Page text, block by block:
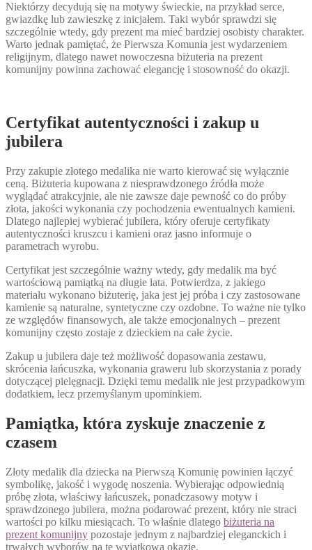
Niektórzy decydują się na motywy świeckie, na przykład serce,
gwiazdkę lub zawieszkę z inicjałem. Taki wybór sprawdzi się
szczególnie wtedy, gdy prezent ma mieć bardziej osobisty charakter.
Warto jednak pamiętać, że Pierwsza Komunia jest wydarzeniem
religijnym, dlatego nawet nowoczesna biżuteria na prezent
komunijny powinna zachować elegancję i stosowność do okazji.
Certyfikat autentyczności i zakup u
jubilera
Przy zakupie złotego medalika nie warto kierować się wyłącznie
ceną. Biżuteria kupowana z niesprawdzonego źródła może
wyglądać atrakcyjnie, ale nie zawsze daje pewność co do próby
złota, jakości wykonania czy pochodzenia ewentualnych kamieni.
Dlatego najlepiej wybierać jubilera, który oferuje certyfikaty
autentyczności kruszcu i kamieni oraz jasno informuje o
parametrach wyrobu.
Certyfikat jest szczególnie ważny wtedy, gdy medalik ma być
wartościową pamiątką na długie lata. Potwierdza, z jakiego
materiału wykonano biżuterię, jaka jest jej próba i czy zastosowane
kamienie są naturalne, syntetyczne czy ozdobne. To ważne nie tylko
ze względów finansowych, ale także emocjonalnych – prezent
komunijny często zostaje z dzieckiem na całe życie.
Zakup u jubilera daje też możliwość dopasowania zestawu,
skrócenia łańcuszka, wykonania graweru lub skorzystania z porady
dotyczącej pielęgnacji. Dzięki temu medalik nie jest przypadkowym
dodatkiem, lecz przemyślanym upominkiem.
Pamiątka, która zyskuje znaczenie z
czasem
Złoty medalik dla dziecka na Pierwszą Komunię powinien łączyć
symbolikę, jakość i wygodę noszenia. Wybierając odpowiednią
próbę złota, właściwy łańcuszek, ponadczasowy motyw i
sprawdzonego jubilera, można podarować prezent, który nie straci
wartości po kilku miesiącach. To właśnie dlatego biżuteria na
prezent komunijny pozostaje jednym z najbardziej eleganckich i
trwałych wyborów na tę wyjątkową okazję.